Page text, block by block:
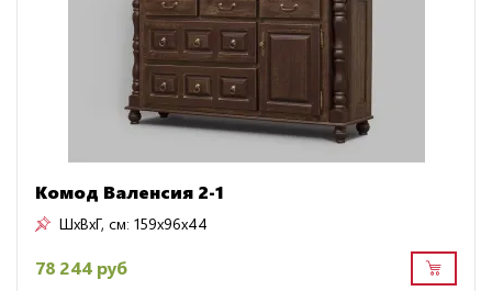
Комод Валенсия 2-1
ШxВxГ, см: 159x96x44
78 244 руб